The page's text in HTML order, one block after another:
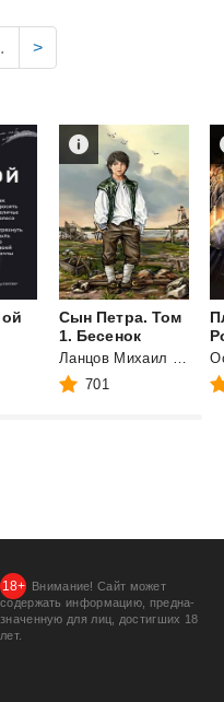
>
Сын Петра. Том
1. Бесенок
701
Внимание! Сайт может
содержать информацию, предна­
значенную для лиц, дости­гших 18
лет.